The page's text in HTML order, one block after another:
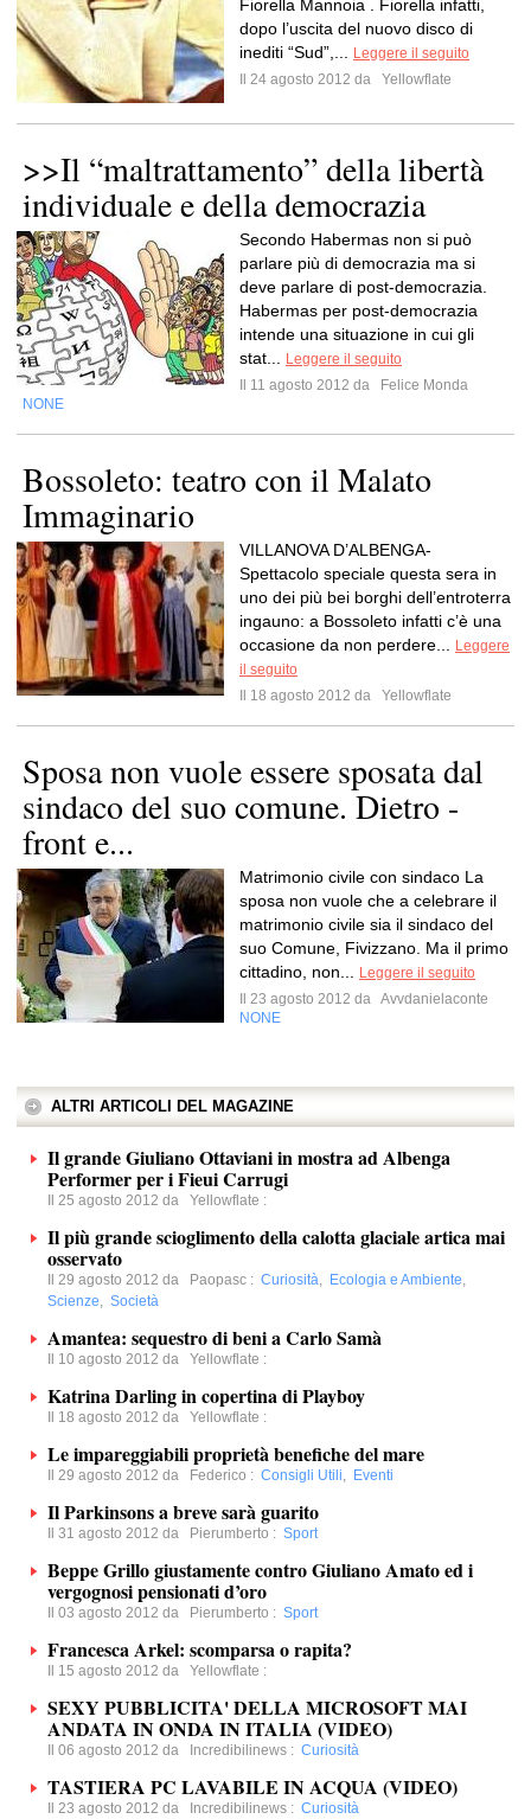
Fiorella Mannoia . Fiorella infatti,
dopo l’uscita del nuovo disco di
inediti “Sud”,...
Leggere il seguito
Il 24 agosto 2012 da
Yellowflate
>>Il “maltrattamento” della libertà
individuale e della democrazia
Secondo Habermas non si può
parlare più di democrazia ma si
deve parlare di post-democrazia.
Habermas per post-democrazia
intende una situazione in cui gli
stat...
Leggere il seguito
Il 11 agosto 2012 da
Felice Monda
NONE
Bossoleto: teatro con il Malato
Immaginario
VILLANOVA D’ALBENGA-
Spettacolo speciale questa sera in
uno dei più bei borghi dell’entroterra
ingauno: a Bossoleto infatti c’è una
occasione da non perdere...
Leggere
il seguito
Il 18 agosto 2012 da
Yellowflate
Sposa non vuole essere sposata dal
sindaco del suo comune. Dietro -
front e...
Matrimonio civile con sindaco La
sposa non vuole che a celebrare il
matrimonio civile sia il sindaco del
suo Comune, Fivizzano. Ma il primo
cittadino, non...
Leggere il seguito
Il 23 agosto 2012 da Avvdanielaconte
NONE
ALTRI ARTICOLI DEL MAGAZINE
Il grande Giuliano Ottaviani in mostra ad Albenga
Performer per i Fieui Carrugi
Il 25 agosto 2012 da Yellowflate :
Il più grande scioglimento della calotta glaciale artica mai
osservato
Il 29 agosto 2012 da Paopasc : Curiosità, Ecologia e Ambiente,
Scienze, Società
Amantea: sequestro di beni a Carlo Samà
Il 10 agosto 2012 da Yellowflate :
Katrina Darling in copertina di Playboy
Il 18 agosto 2012 da Yellowflate :
Le impareggiabili proprietà benefiche del mare
Il 29 agosto 2012 da Federico : Consigli Utili, Eventi
Il Parkinsons a breve sarà guarito
Il 31 agosto 2012 da Pierumberto : Sport
Beppe Grillo giustamente contro Giuliano Amato ed i
vergognosi pensionati d’oro
Il 03 agosto 2012 da Pierumberto : Sport
Francesca Arkel: scomparsa o rapita?
Il 15 agosto 2012 da Yellowflate :
SEXY PUBBLICITA' DELLA MICROSOFT MAI
ANDATA IN ONDA IN ITALIA (VIDEO)
Il 06 agosto 2012 da Incredibilinews : Curiosità
TASTIERA PC LAVABILE IN ACQUA (VIDEO)
Il 23 agosto 2012 da Incredibilinews : Curiosità